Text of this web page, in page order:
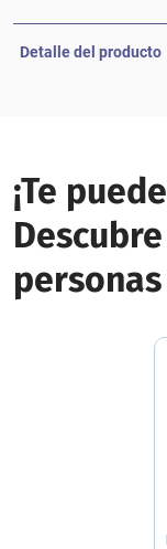
Detalle del producto
¡Te